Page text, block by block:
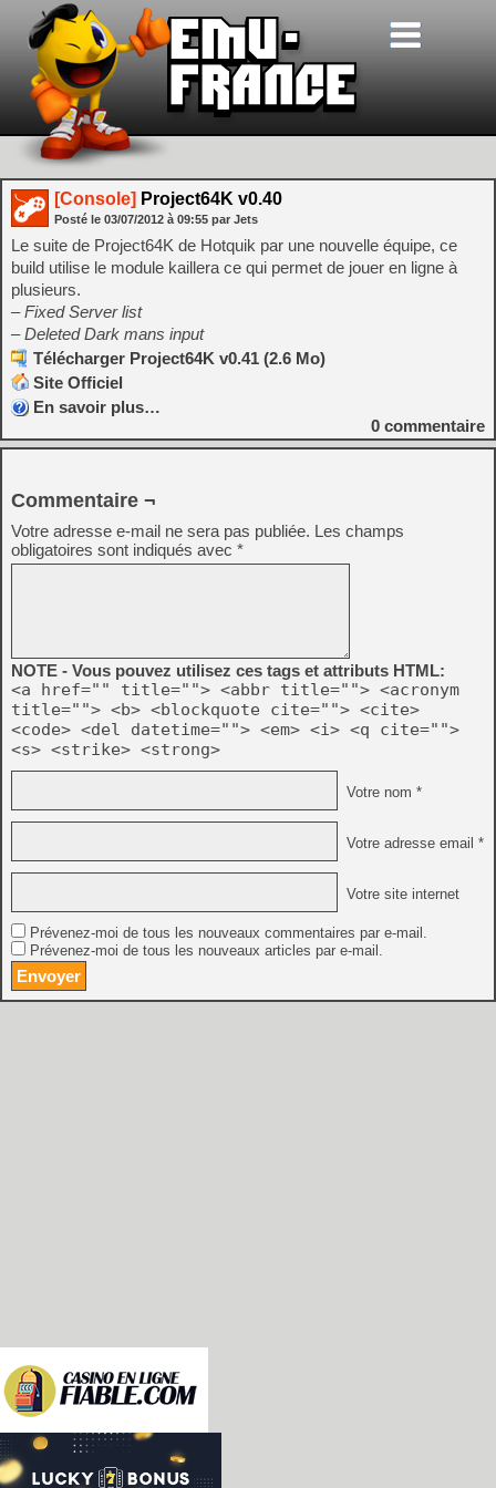
[Console] Project64K v0.40
Posté le 03/07/2012 à 09:55 par Jets
Le suite de Project64K de Hotquik par une nouvelle équipe, ce
build utilise le module kaillera ce qui permet de jouer en ligne à
plusieurs.
– Fixed Server list
– Deleted Dark mans input
Télécharger Project64K v0.41 (2.6 Mo)
Site Officiel
En savoir plus…
0 commentaire
Commentaire ¬
Votre adresse e-mail ne sera pas publiée. Les champs
obligatoires sont indiqués avec *
NOTE - Vous pouvez utilisez ces tags et attributs HTML:
<a href="" title=""> <abbr title=""> <acronym
title=""> <b> <blockquote cite=""> <cite>
<code> <del datetime=""> <em> <i> <q cite="">
<s> <strike> <strong>
Votre nom *
Votre adresse email *
Votre site internet
Prévenez-moi de tous les nouveaux commentaires par e-mail.
Prévenez-moi de tous les nouveaux articles par e-mail.